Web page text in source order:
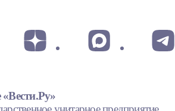
«Вести.Ру»